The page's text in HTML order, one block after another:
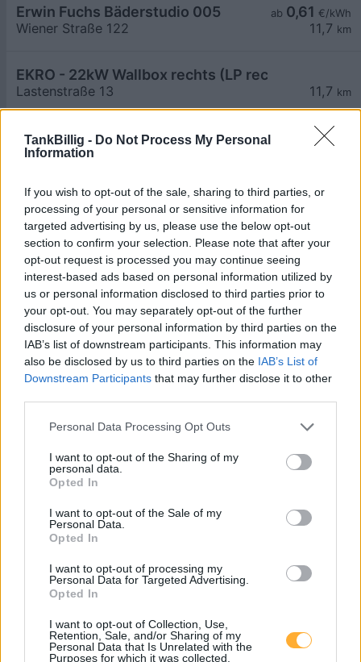
TankBillig - Do Not Process My Personal
Information
If you wish to opt-out of the sale, sharing to third parties, or
processing of your personal or sensitive information for
targeted advertising by us, please use the below opt-out
section to confirm your selection. Please note that after your
opt-out request is processed you may continue seeing
interest-based ads based on personal information utilized by
us or personal information disclosed to third parties prior to
your opt-out. You may separately opt-out of the further
disclosure of your personal information by third parties on the
IAB’s list of downstream participants. This information may
also be disclosed by us to third parties on the IAB’s List of
Downstream Participants that may further disclose it to other
Personal Data Processing Opt Outs
I want to opt-out of the Sharing of my
personal data.
Opted In
I want to opt-out of the Sale of my
Personal Data.
Opted In
I want to opt-out of processing my
Personal Data for Targeted Advertising.
Opted In
I want to opt-out of Collection, Use,
Retention, Sale, and/or Sharing of my
Personal Data that Is Unrelated with the
Purposes for which it was collected.
ab 0,61 €/kWh
11,7 km
Erwin Fuchs Bäderstudio 005
Wiener Straße 122
11,7 km
EKRO - 22kW Wallbox rechts (LP rechts)
Lastenstraße 13
EKRO - Hypercharger - 400kW
Lastenstraße 13
EKRO - 22kW Wallbox links (LP rechts)
Lastenstraße 13
11,8
EKRO - 22kW Wallbox rechts (LP links)
Lastenstraße 13
11,8
EKRO - 22kW Wallbox links (LP links)
Lastenstraße 13
12,1
AMPLICITY - STOANI HAUS der MUSIK
Dorfplatz 9
0,63
12,1
Gasen-Dorfplatz 9
Dorfplatz 9
0,65
Wirtshaus Steirereck
Pogusch 21
0,57
Öffentliche E-Tankstelle der "Mürztaler"
Dr. Max-Mell Straße
0,69
OMV eMotion #1 Wiener Straße 79 Kapfenberg
Wiener Straße 79